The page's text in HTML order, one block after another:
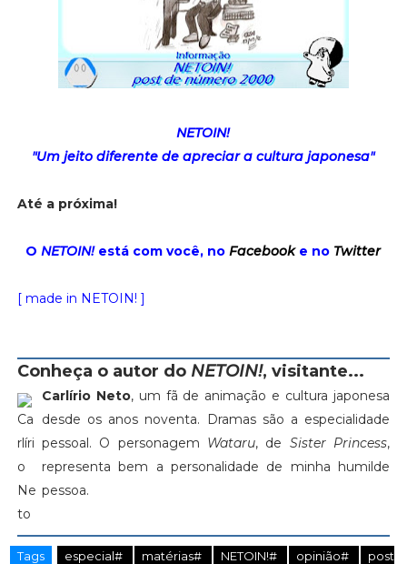
NETOIN!
"Um jeito diferente de apreciar a cultura japonesa"
Até a próxima!
ONETOIN!está com você, noFacebooke no Twitter
[ made in NETOIN! ]
Conheça o autor do NETOIN!, visitante...
Carlírio Neto, um fã de animação e cultura japonesa
desde os anos noventa. Dramas são a especialidade
pessoal. O personagem Wataru, de Sister Princess,
representa bem a personalidade de minha humilde
pessoa.
Tags especial# matérias# NETOIN!# opinião#
post